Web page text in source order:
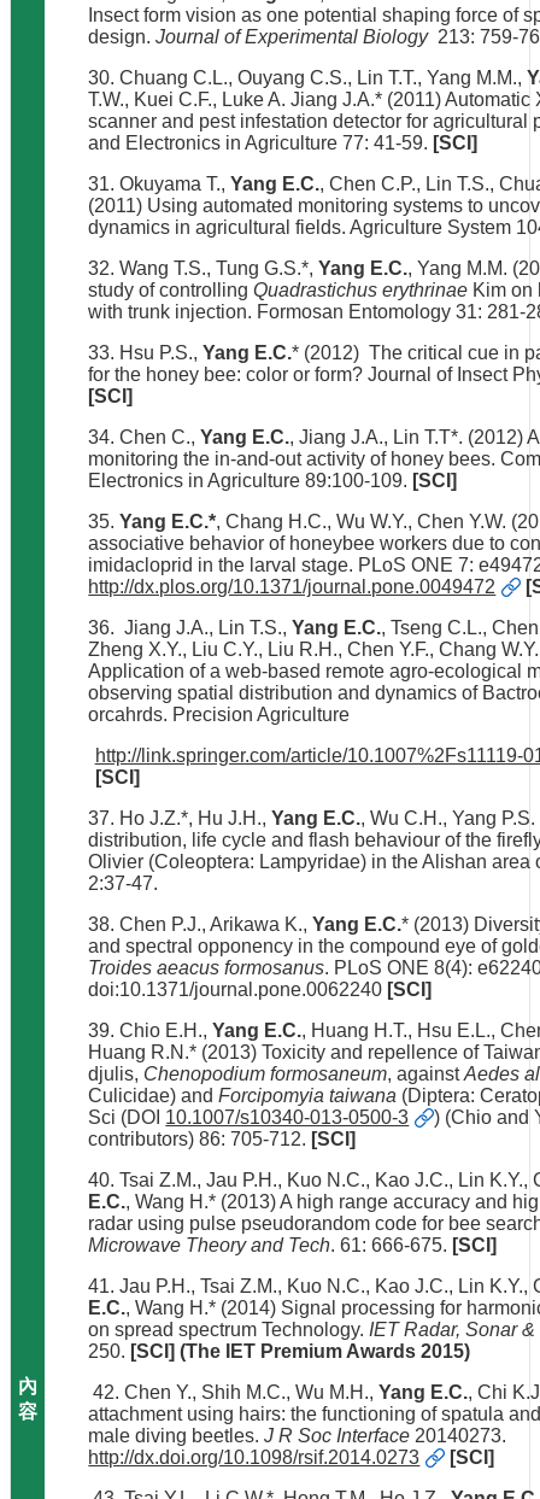
Insect form vision as one potential shaping force of
design.Journal of Experimental Biology213: 759-
30. Chuang C.L., Ouyang C.S., Lin T.T., Yang M.M.,
T.W., Kuei C.F., Luke A. Jiang J.A.* (2011)
scanner and pest infestation detector for agricultural
and Electronics in Agriculture 77: 41-59. [SCI]
31. Okuyama T.,Yang E.C., Chen C.P., Lin T.S.,
(2011) Using automated monitoring systems to
dynamics in agricultural fields. Agriculture System
32. Wang T.S., Tung G.S.*,Yang E.C., Yang M.M.
study of controllingQuadrastichus erythrinae Kim on
with trunk injection. Formosan Entomology 31: 281-
33. Hsu P.S.,Yang E.C.* (2012) The critical cue in
for the honey bee: color or form? Journal of Insect
[SCI]
34. Chen C.,Yang E.C., Jiang J.A., Lin T.T*. (2012)
monitoring the in-and-out activity of honey bees.
Electronics in Agriculture 89:100-109. [SCI]
35.Yang E.C.*, Chang H.C., Wu W.Y., Chen Y.W.
associative behavior of honeybee workers due to
imidacloprid in the larval stage. PLoS ONE 7:
http://dx.plos.org/10.1371/journal.pone.0049472
36. Jiang J.A., Lin T.S.,Yang E.C., Tseng C.L.,
Zheng X.Y., Liu C.Y., Liu R.H., Chen Y.F., Chang
Application of a web-based remote agro-ecological
observing spatial distribution and dynamics of
orcahrds. Precision Agriculture
http://link.springer.com/article/10.1007%2Fs11119-
[SCI]
37. Ho J.Z.*, Hu J.H.,Yang E.C., Wu C.H., Yang
distribution, life cycle and flash behaviour of the
Olivier (Coleoptera: Lampyridae) in the Alishan area
2:37-47.
38. Chen P.J., Arikawa K.,Yang E.C.* (2013)
and spectral opponency in the compound eye of
Troides aeacus formosanus. PLoS ONE 8(4):
doi:10.1371/journal.pone.0062240 [SCI]
39. Chio E.H.,Yang E.C., Huang H.T., Hsu E.L.,
Huang R.N.* (2013) Toxicity and repellence of
djulis, Chenopodium formosaneum, againstAedes
Culicidae) andForcipomyia taiwana (Diptera:
Sci (DOI 10.1007/s10340-013-0500-3
) (Chio and
contributors) 86: 705-712. [SCI]
40. Tsai Z.M., Jau P.H., Kuo N.C., Kao J.C., Lin K.Y.,
E.C., Wang H.* (2013) A high range accuracy and
radar using pulse pseudorandom code for bee
Microwave Theory and Tech. 61: 666-675. [SCI]
41. Jau P.H., Tsai Z.M., Kuo N.C., Kao J.C., Lin K.Y.,
E.C., Wang H.* (2014) Signal processing for
on spread spectrum Technology. IET Radar, Sonar
250. [SCI] (The IET Premium Awards 2015)
42. Chen Y., Shih M.C., Wu M.H.,Yang E.C., Chi
attachment using hairs: the functioning of spatula
male diving beetles.J R Soc Interface 20140273.
http://dx.doi.org/10.1098/rsif.2014.0273
[SCI]